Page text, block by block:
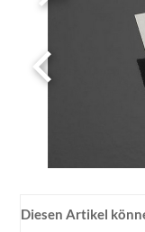
Diesen Artikel